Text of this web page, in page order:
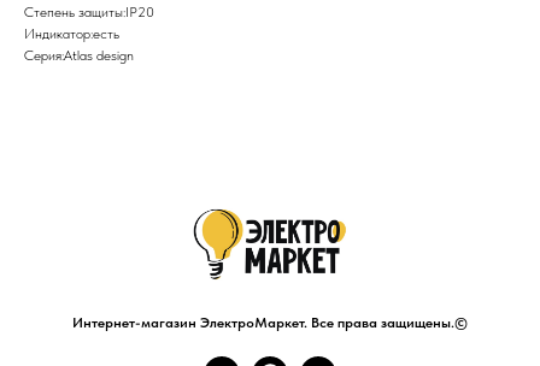
Степень защиты:IP20
Индикатор:есть
Серия:Atlas design
Интернет-магазин ЭлектроМаркет. Все права защищены.©